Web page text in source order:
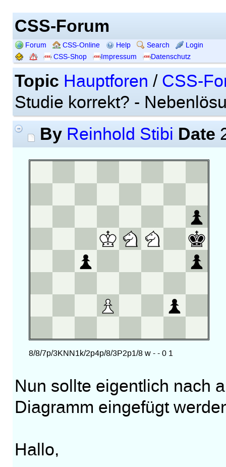
CSS-Forum
Forum CSS-Online Help Search
Login
CSS-Shop
Impressum Datenschutz
Topic Hauptforen / CSS-
Studie korrekt? -
By Reinhold Stibi Date
Nun sollte eigentlich nach
Diagramm eingefügt
Hallo,